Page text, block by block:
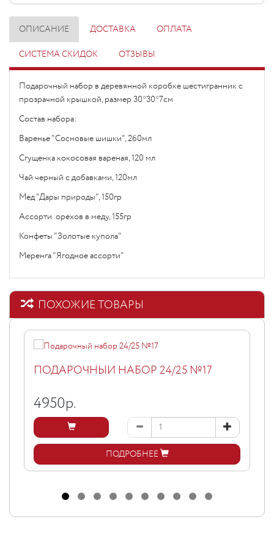
ОПИСАНИЕ ДОСТАВКА ОПЛАТА
СИСТЕМА СКИДОК ОТЗЫВЫ
Подарочный набор в деревянной коробке шестигранник с
прозрачной крышкой, размер 30*30*7см
Состав набора:
Варенье "Сосновые шишки", 260мл
Сгущенка кокосовая вареная, 120 мл
Чай черный с добавками, 120мл
Мед "Дары природы", 150гр
Ассорти орехов в меду, 155гр
Конфеты "Золотые купола"
Меренга "Ягодное ассорти"
ПОХОЖИЕ ТОВАРЫ
ПОДАРОЧНЫЙ НАБОР 24/25 №17
4950р.
ПОДРОБНЕЕ